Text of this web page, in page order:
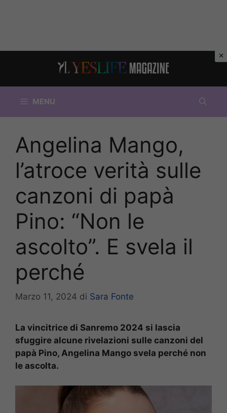
MENU
Angelina Mango,
l’atroce verità sulle
canzoni di papà
Pino: “Non le
ascolto”. E svela il
perché
Marzo 11, 2024 di Sara Fonte
La vincitrice di Sanremo 2024 si lascia
sfuggire alcune rivelazioni sulle canzoni del
papà Pino, Angelina Mango svela perché non
le ascolta.